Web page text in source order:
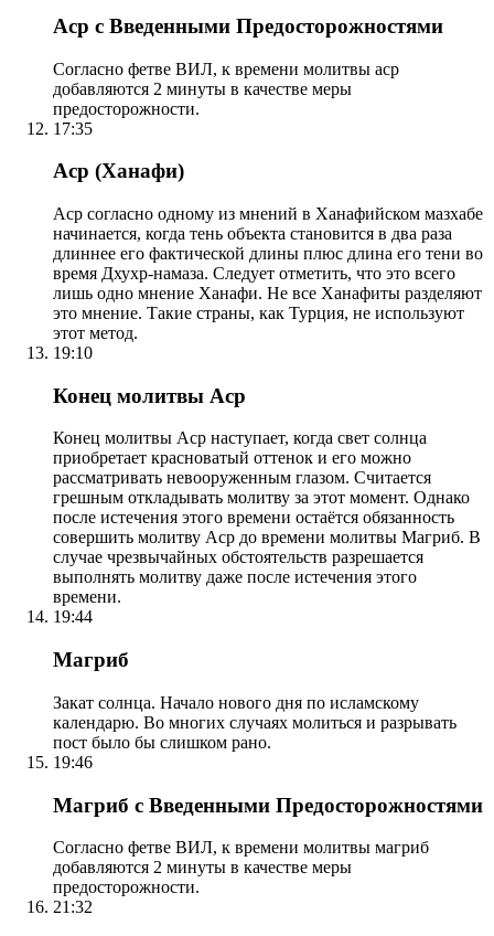
Аср с Введенными Предосторожностями
Согласно фетве ВИЛ, к времени молитвы аср
добавляются 2 минуты в качестве меры
предосторожности.
17:35
Аср (Ханафи)
Аср согласно одному из мнений в Ханафийском мазхабе
начинается, когда тень объекта становится в два раза
длиннее его фактической длины плюс длина его тени во
время Дхухр-намаза. Следует отметить, что это всего
лишь одно мнение Ханафи. Не все Ханафиты разделяют
это мнение. Такие страны, как Турция, не используют
этот метод.
19:10
Конец молитвы Аср
Конец молитвы Аср наступает, когда свет солнца
приобретает красноватый оттенок и его можно
рассматривать невооруженным глазом. Считается
грешным откладывать молитву за этот момент. Однако
после истечения этого времени остаётся обязанность
совершить молитву Аср до времени молитвы Магриб. В
случае чрезвычайных обстоятельств разрешается
выполнять молитву даже после истечения этого
времени.
19:44
Магриб
Закат солнца. Начало нового дня по исламскому
календарю. Во многих случаях молиться и разрывать
пост было бы слишком рано.
19:46
Магриб с Введенными Предосторожностями
Согласно фетве ВИЛ, к времени молитвы магриб
добавляются 2 минуты в качестве меры
предосторожности.
21:32